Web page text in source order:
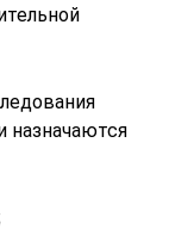
назначаются